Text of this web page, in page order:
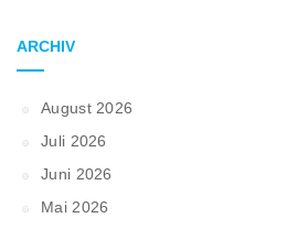
ARCHIV
August 2026
Juli 2026
Juni 2026
Mai 2026